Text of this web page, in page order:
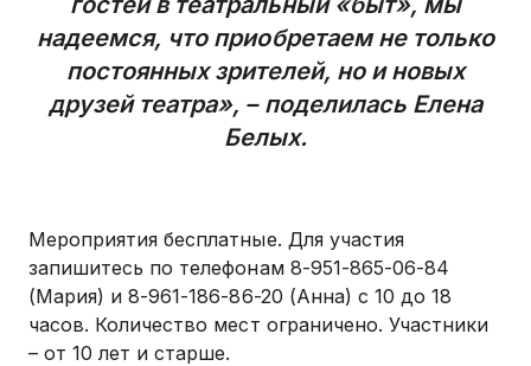
надеемся, что приобретаем не только
постоянных зрителей, но и новых
друзей театра», – поделилась Елена
Белых.
Мероприятия бесплатные. Для участия
запишитесь по телефонам 8-951-865-06-84
(Мария) и 8-961-186-86-20 (Анна) с 10 до 18
часов. Количество мест ограничено. Участники
– от 10 лет и старше.